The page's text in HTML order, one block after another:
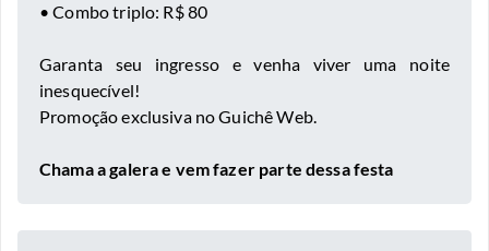
• Combo triplo: R$ 80
Garanta seu ingresso e venha viver uma noite
inesquecível!
Promoção exclusiva no Guichê Web.
Chama a galera e vem fazer parte dessa festa